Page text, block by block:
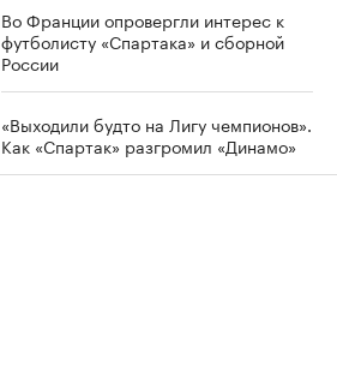
Во Франции опровергли интерес к
футболисту «Спартака» и сборной
России
«Выходили будто на Лигу чемпионов».
Как «Спартак» разгромил «Динамо»